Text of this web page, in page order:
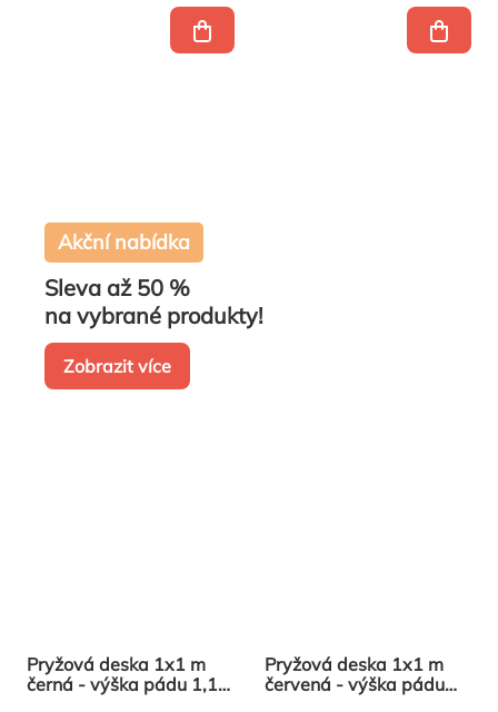
Akční nabídka
Sleva až 50 %
na vybrané produkty!
Zobrazit více
Pryžová deska 1x1 m
černá - výška pádu 1,1m
Pryžová deska 1x1 m
červená - výška pádu